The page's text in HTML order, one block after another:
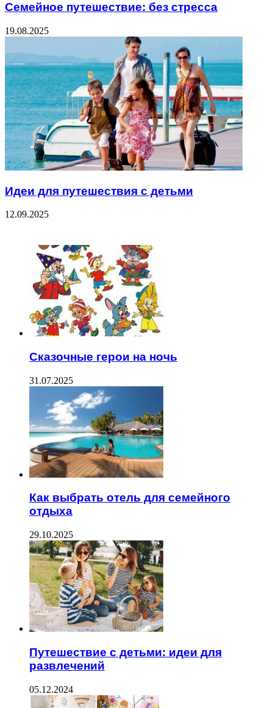
Семейное путешествие: без стресса
19.08.2025
Идеи для путешествия с детьми
12.09.2025
Сказочные герои на ночь
31.07.2025
Как выбрать отель для семейного
отдыха
29.10.2025
Путешествие с детьми: идеи для
развлечений
05.12.2024